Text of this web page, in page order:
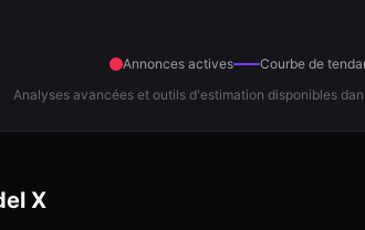
Annonces actives
Courbe de
Analyses avancées et outils d'estimation disponibles
X